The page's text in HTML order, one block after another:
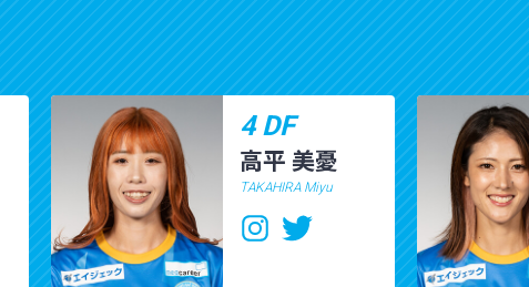
4 DF
高平 美憂
TAKAHIRA Miyu